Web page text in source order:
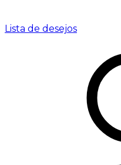
Lista de desejos